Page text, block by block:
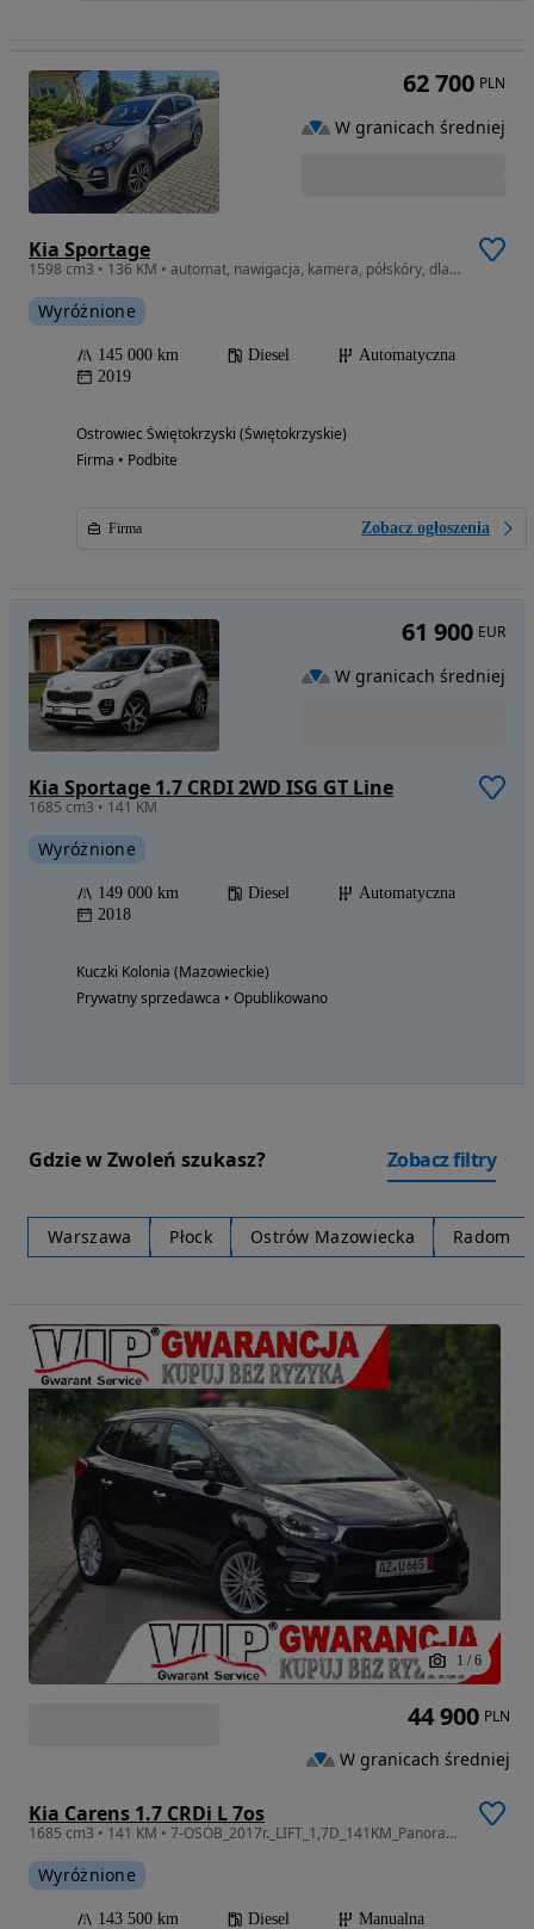
Kia Sportage
1598 cm3 • 136 KM • automat, nawigacja, kamera, półskóry, dla Wymagającego Klienta!
Wyróżnione
145 000 km Diesel
Automatyczna
2019
Ostrowiec Świętokrzyski (Świętokrzyskie)
Firma • Podbite
Firma Zobacz ogłoszenia
62 700 PLN
W granicach średniej
Kia Sportage 1.7 CRDI 2WD ISG GT Line
1685 cm3 • 141 KM
Wyróżnione
149 000 km Diesel
Automatyczna
2018
Kuczki Kolonia (Mazowieckie)
Prywatny sprzedawca • Opublikowano
61 900 EUR
W granicach średniej
Gdzie w Zwoleń szukasz? Zobacz filtry
Warszawa Płock Ostrów Mazowiecka Radom
1 / 6
Kia Carens 1.7 CRDi L 7os
1685 cm3 • 141 KM • 7-OSÓB_2017r._LIFT_1,7D_141KM_Panorama_Kamera_Navi_Gwarancja_12m.
Wyróżnione
143 500 km Diesel Manualna
44 900 PLN
W granicach średniej